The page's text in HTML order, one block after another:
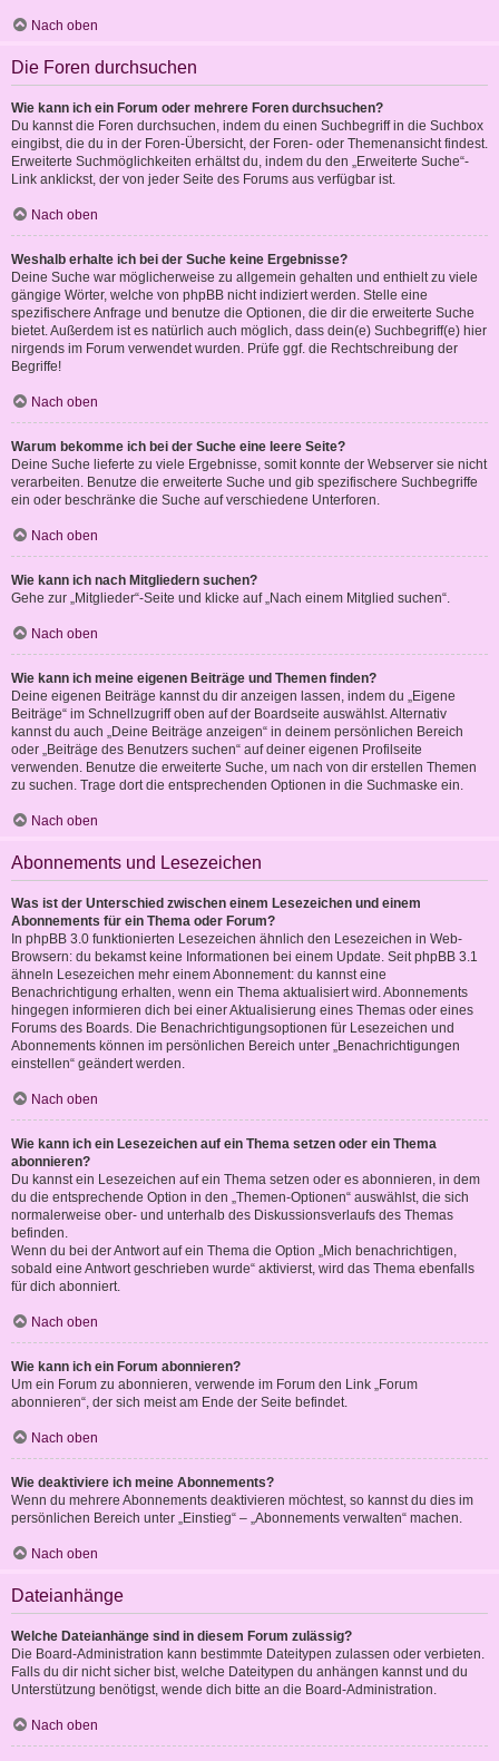
Nach oben
Die Foren durchsuchen
Wie kann ich ein Forum oder mehrere Foren durchsuchen?
Du kannst die Foren durchsuchen, indem du einen Suchbegriff in die Suchbox
eingibst, die du in der Foren-Übersicht, der Foren- oder Themenansicht findest.
Erweiterte Suchmöglichkeiten erhältst du, indem du den „Erweiterte Suche“-
Link anklickst, der von jeder Seite des Forums aus verfügbar ist.
Nach oben
Weshalb erhalte ich bei der Suche keine Ergebnisse?
Deine Suche war möglicherweise zu allgemein gehalten und enthielt zu viele
gängige Wörter, welche von phpBB nicht indiziert werden. Stelle eine
spezifischere Anfrage und benutze die Optionen, die dir die erweiterte Suche
bietet. Außerdem ist es natürlich auch möglich, dass dein(e) Suchbegriff(e) hier
nirgends im Forum verwendet wurden. Prüfe ggf. die Rechtschreibung der
Begriffe!
Nach oben
Warum bekomme ich bei der Suche eine leere Seite?
Deine Suche lieferte zu viele Ergebnisse, somit konnte der Webserver sie nicht
verarbeiten. Benutze die erweiterte Suche und gib spezifischere Suchbegriffe
ein oder beschränke die Suche auf verschiedene Unterforen.
Nach oben
Wie kann ich nach Mitgliedern suchen?
Gehe zur „Mitglieder“-Seite und klicke auf „Nach einem Mitglied suchen“.
Nach oben
Wie kann ich meine eigenen Beiträge und Themen finden?
Deine eigenen Beiträge kannst du dir anzeigen lassen, indem du „Eigene
Beiträge“ im Schnellzugriff oben auf der Boardseite auswählst. Alternativ
kannst du auch „Deine Beiträge anzeigen“ in deinem persönlichen Bereich
oder „Beiträge des Benutzers suchen“ auf deiner eigenen Profilseite
verwenden. Benutze die erweiterte Suche, um nach von dir erstellen Themen
zu suchen. Trage dort die entsprechenden Optionen in die Suchmaske ein.
Nach oben
Abonnements und Lesezeichen
Was ist der Unterschied zwischen einem Lesezeichen und einem
Abonnements für ein Thema oder Forum?
In phpBB 3.0 funktionierten Lesezeichen ähnlich den Lesezeichen in Web-
Browsern: du bekamst keine Informationen bei einem Update. Seit phpBB 3.1
ähneln Lesezeichen mehr einem Abonnement: du kannst eine
Benachrichtigung erhalten, wenn ein Thema aktualisiert wird. Abonnements
hingegen informieren dich bei einer Aktualisierung eines Themas oder eines
Forums des Boards. Die Benachrichtigungsoptionen für Lesezeichen und
Abonnements können im persönlichen Bereich unter „Benachrichtigungen
einstellen“ geändert werden.
Nach oben
Wie kann ich ein Lesezeichen auf ein Thema setzen oder ein Thema
abonnieren?
Du kannst ein Lesezeichen auf ein Thema setzen oder es abonnieren, in dem
du die entsprechende Option in den „Themen-Optionen“ auswählst, die sich
normalerweise ober- und unterhalb des Diskussionsverlaufs des Themas
befinden.
Wenn du bei der Antwort auf ein Thema die Option „Mich benachrichtigen,
sobald eine Antwort geschrieben wurde“ aktivierst, wird das Thema ebenfalls
für dich abonniert.
Nach oben
Wie kann ich ein Forum abonnieren?
Um ein Forum zu abonnieren, verwende im Forum den Link „Forum
abonnieren“, der sich meist am Ende der Seite befindet.
Nach oben
Wie deaktiviere ich meine Abonnements?
Wenn du mehrere Abonnements deaktivieren möchtest, so kannst du dies im
persönlichen Bereich unter „Einstieg“ – „Abonnements verwalten“ machen.
Nach oben
Dateianhänge
Welche Dateianhänge sind in diesem Forum zulässig?
Die Board-Administration kann bestimmte Dateitypen zulassen oder verbieten.
Falls du dir nicht sicher bist, welche Dateitypen du anhängen kannst und du
Unterstützung benötigst, wende dich bitte an die Board-Administration.
Nach oben